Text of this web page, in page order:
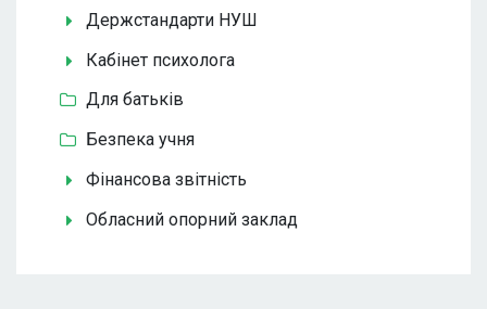
Держстандарти НУШ
Кабінет психолога
Для батьків
Безпека учня
Фінансова звітність
Обласний опорний заклад